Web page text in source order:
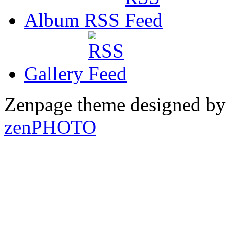
Album RSS
Gallery
Zenpage theme designed
zenPHOTO